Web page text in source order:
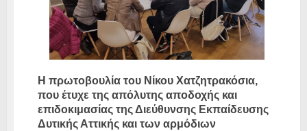
Η πρωτοβουλία του Νίκου Χατζητρακόσια,
που έτυχε της απόλυτης αποδοχής και
επιδοκιμασίας της Διεύθυνσης Εκπαίδευσης
Δυτικής Αττικής και των αρμόδιων